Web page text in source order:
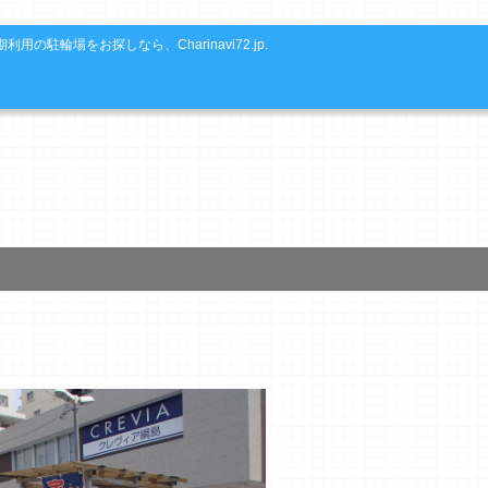
利用の駐輪場をお探しなら、Charinavi72.jp.